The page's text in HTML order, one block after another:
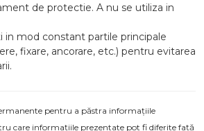
de protectie. A nu se utiliza in
in mod constant partile principale
fixare, ancorare, etc.) pentru evitarea
pentru a păstra informațiile
care informațiile prezentate pot fi diferite față